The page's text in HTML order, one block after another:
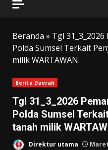
Beranda » Tgl
Polda Sumsel Terkait
milik WARTAWAN.
Berita Daerah
Tgl 31_3_2026
Polda Sumsel
tanah milik
Direktur utama